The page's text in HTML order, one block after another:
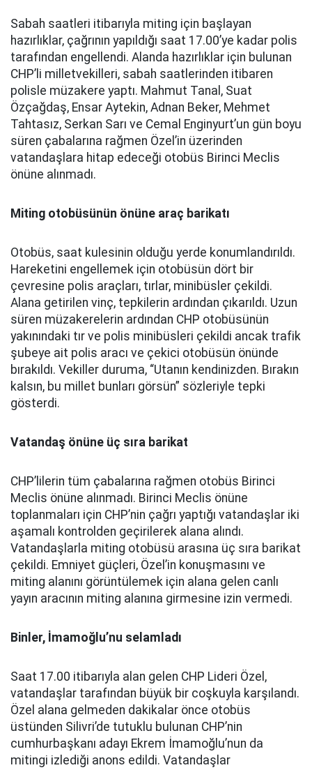
Sabah saatleri itibarıyla miting için başlayan
hazırlıklar, çağrının yapıldığı saat 17.00’ye kadar polis
tarafından engellendi. Alanda hazırlıklar için bulunan
CHP’li milletvekilleri, sabah saatlerinden itibaren
polisle müzakere yaptı. Mahmut Tanal, Suat
Özçağdaş, Ensar Aytekin, Adnan Beker, Mehmet
Tahtasız, Serkan Sarı ve Cemal Enginyurt’un gün boyu
süren çabalarına rağmen Özel’in üzerinden
vatandaşlara hitap edeceği otobüs Birinci Meclis
önüne alınmadı.
Miting otobüsünün önüne araç barikatı
Otobüs, saat kulesinin olduğu yerde konumlandırıldı.
Hareketini engellemek için otobüsün dört bir
çevresine polis araçları, tırlar, minibüsler çekildi.
Alana getirilen vinç, tepkilerin ardından çıkarıldı. Uzun
süren müzakerelerin ardından CHP otobüsünün
yakınındaki tır ve polis minibüsleri çekildi ancak trafik
şubeye ait polis aracı ve çekici otobüsün önünde
bırakıldı. Vekiller duruma, “Utanın kendinizden. Bırakın
kalsın, bu millet bunları görsün” sözleriyle tepki
gösterdi.
Vatandaş önüne üç sıra barikat
CHP’lilerin tüm çabalarına rağmen otobüs Birinci
Meclis önüne alınmadı. Birinci Meclis önüne
toplanmaları için CHP’nin çağrı yaptığı vatandaşlar iki
aşamalı kontrolden geçirilerek alana alındı.
Vatandaşlarla miting otobüsü arasına üç sıra barikat
çekildi. Emniyet güçleri, Özel’in konuşmasını ve
miting alanını görüntülemek için alana gelen canlı
yayın aracının miting alanına girmesine izin vermedi.
Binler, İmamoğlu’nu selamladı
Saat 17.00 itibarıyla alan gelen CHP Lideri Özel,
vatandaşlar tarafından büyük bir coşkuyla karşılandı.
Özel alana gelmeden dakikalar önce otobüs
üstünden Silivri’de tutuklu bulunan CHP’nin
cumhurbaşkanı adayı Ekrem İmamoğlu’nun da
mitingi izlediği anons edildi. Vatandaşlar